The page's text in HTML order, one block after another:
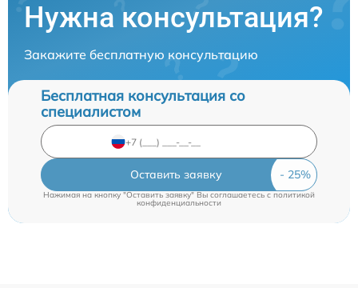
Нужна консультация?
Закажите бесплатную консультацию
Бесплатная консультация со
специалистом
Оставить заявку
Нажимая на кнопку "Оставить заявку" Вы соглашаетесь c политикой
конфиденциальности